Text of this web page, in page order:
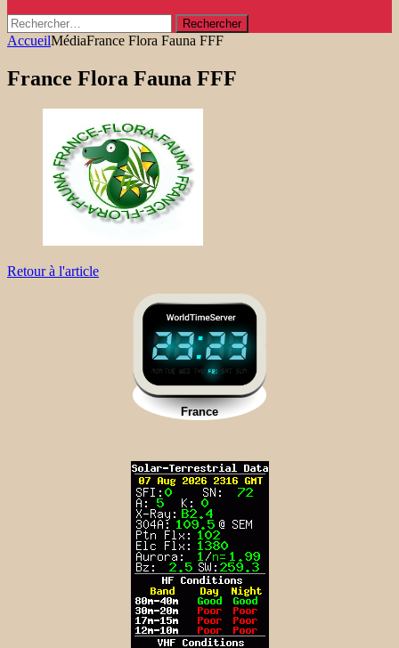
Rechercher :
AccueilMédiaFrance Flora Fauna FFF
France Flora Fauna FFF
Retour à l'article